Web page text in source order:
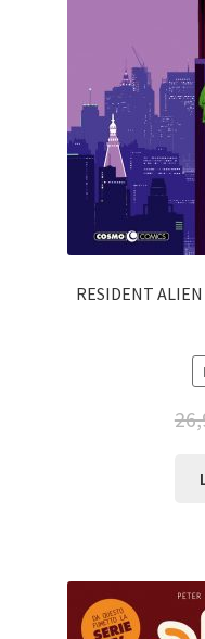
RESIDENT